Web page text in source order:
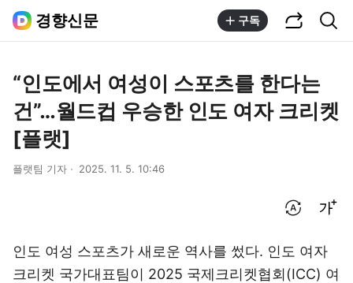
경향신문 구독
“인도에서 여성이 스포츠를 한다는
건”…월드컵 우승한 인도 여자 크리켓
[플랫]
플랫팀 기자 2025. 11. 5. 10:46
인도 여성 스포츠가 새로운 역사를 썼다. 인도 여자
크리켓 국가대표팀이 2025 국제크리켓협회(ICC) 여